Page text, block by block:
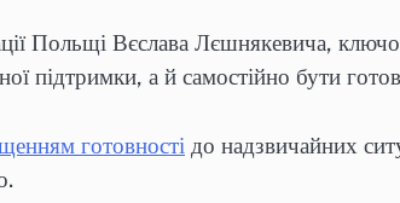
Польщі Вєслава Лєшнякевича,
підтримки, а й самостійно бути
готовності до надзвичайних